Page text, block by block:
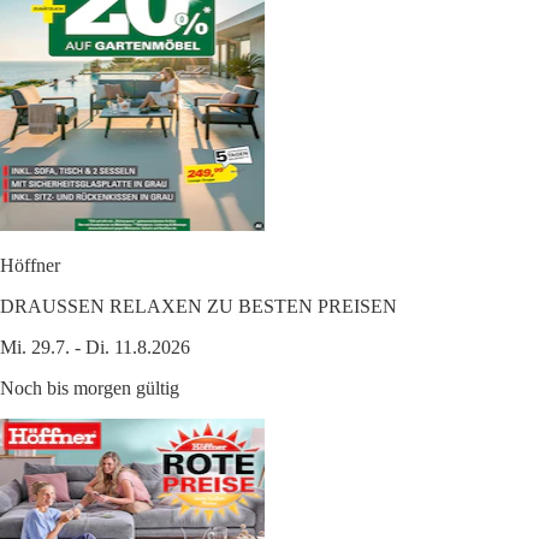
Höffner
DRAUSSEN RELAXEN ZU BESTEN PREISEN
Mi. 29.7. - Di. 11.8.2026
Noch bis morgen gültig